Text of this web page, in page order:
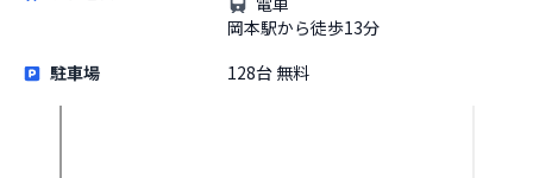
岡本駅から徒歩13分
駐車場
128台 無料